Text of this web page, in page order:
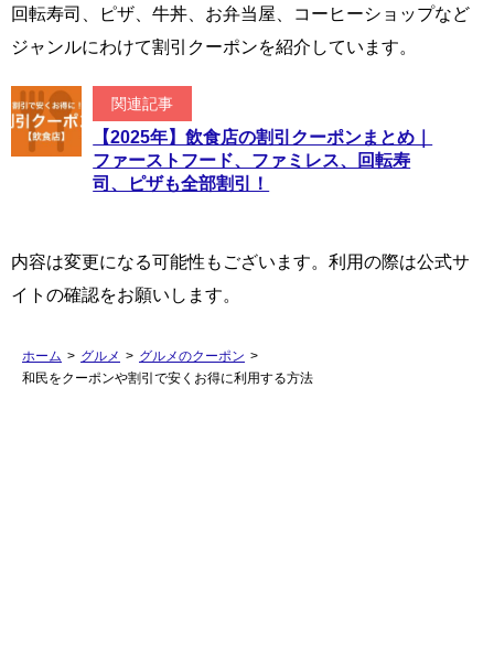
回転寿司、ピザ、牛丼、お弁当屋、コーヒーショップなど
ジャンルにわけて割引クーポンを紹介しています。
関連記事
【2025年】飲食店の割引クーポンまとめ｜
ファーストフード、ファミレス、回転寿
司、ピザも全部割引！
内容は変更になる可能性もございます。利用の際は公式サ
イトの確認をお願いします。
ホーム > グルメ > グルメのクーポン >
和民をクーポンや割引で安くお得に利用する方法